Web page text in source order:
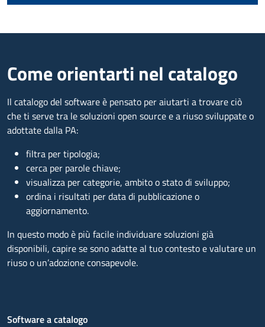
Come orientarti nel catalogo
Il catalogo del software è pensato per aiutarti a trovare ciò
che ti serve tra le soluzioni open source e a riuso sviluppate o
adottate dalla PA:
filtra per tipologia;
cerca per parole chiave;
visualizza per categorie, ambito o stato di sviluppo;
ordina i risultati per data di pubblicazione o
aggiornamento.
In questo modo è più facile individuare soluzioni già
disponibili, capire se sono adatte al tuo contesto e valutare un
riuso o un’adozione consapevole.
Software a catalogo